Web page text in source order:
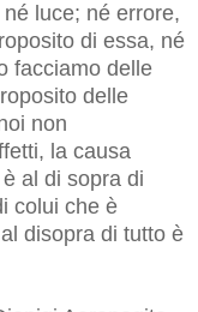
luce; né errore,
di essa, né
facciamo delle
delle
non
la causa
al di sopra di
colui che è
disopra di tutto è